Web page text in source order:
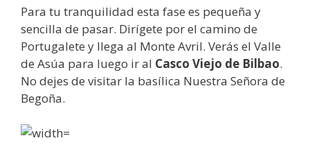
Para tu tranquilidad esta fase es pequeña y
sencilla de pasar. Dirígete por el camino de
Portugalete y llega al Monte Avril. Verás el Valle
de Asúa para luego ir al Casco Viejo de Bilbao.
No dejes de visitar la basílica Nuestra Señora de
Begoña.